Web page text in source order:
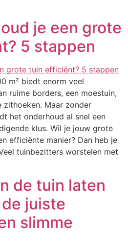
je een grote
5 stappen
m² biedt enorm veel
ruime borders, een moestuin,
Maar zonder
het onderhoud al snel een
klus. Wil je jouw grote
efficiënte manier? Dan heb je
tuinbezitters worstelen met
de tuin laten
juiste
slimme